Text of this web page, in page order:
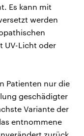
Es kann mit
werden
UV-Licht oder
Patienten nur die
geschädigter
Variante der
entnommene